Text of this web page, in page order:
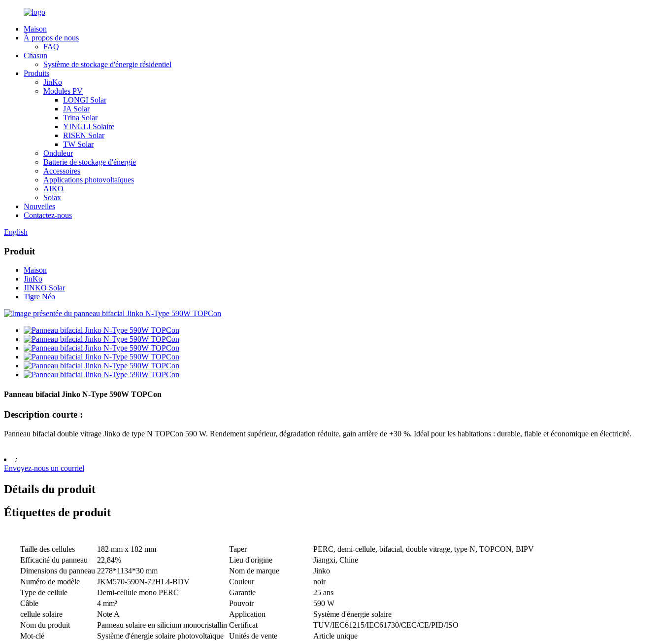
Maison
À propos de nous
FAQ
Chasun
Système de stockage d'énergie résidentiel
Produits
JinKo
Modules PV
LONGI Solar
JA Solar
Trina Solar
YINGLI Solaire
RISEN Solar
TW Solar
Onduleur
Batterie de stockage d'énergie
Accessoires
Applications photovoltaïques
AIKO
Solax
Nouvelles
Contactez-nous
English
Produit
Maison
JinKo
JINKO Solar
Tigre Néo
Panneau bifacial Jinko N-Type 590W TOPCon
Description courte :
Panneau bifacial double vitrage Jinko de type N TOPCon 590 W. Rendement supérieur, dégradation réduite, gain arrière de +30 %. Idéal pour les habitations : durable, fiable et économique en électricité.
:
Envoyez-nous un courriel
Détails du produit
Étiquettes de produit
Taille des cellules 182 mm x 182 mm Taper
PERC, demi-cellule, bifacial, double vitrage, type N, TOPCON, BIPV
Efficacité du panneau
22,84% Lieu d'origine
Jiangxi, Chine
Dimensions du panneau 2278*1134*30 mm Nom de marque
Jinko
Numéro de modèle
JKM570-590N-72HL4-BDV Couleur
noir
Type de cellule
Demi-cellule mono PERC Garantie
25 ans
Câble
4 mm² Pouvoir
590 W
cellule solaire
Note A Application
Système d'énergie solaire
Nom du produit
Panneau solaire en silicium monocristallin Certificat
TUV/IEC61215/IEC61730/CEC/CE/PID/ISO
Mot-clé
Système d'énergie solaire photovoltaïque Unités de vente
Article unique